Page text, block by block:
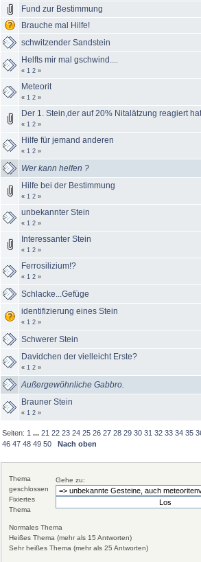
Fund zur Bestimmung
Brauche mal Hilfe!
schwitzender Sandstein
Helfts mir mal gschwind....
« 1 2 »
Meteorit
« 1 2 »
Der 1. Stein,der auf 20% Nitalätzung reagiert
« 1 2 »
Hilfe für jemand anderen
« 1 2 »
Wer kann helfen ?
Hilfe bei der Bestimmung
« 1 2 »
unbekannter Stein
« 1 2 »
Interessanter Stein
« 1 2 »
Ferrosilizium!?
« 1 2 »
Schlacke...Gefüge
identifizierung eines Stein
« 1 2 »
Schwerer Stein
Davidchen der vielleicht Erste?
« 1 2 »
Außergewöhnliche Gabbro.
Brauner Stein
« 1 2 »
Seiten: 1 ...21 22 23 24 25 26 27 28 29 30 31 32 33 34 35
46 47 48 49 50 Nach oben
Gehe zu:
Normales Thema
Heißes Thema (mehr als 15 Antworten)
Sehr heißes Thema (mehr als 25 Antworten)
Thema
geschlossen
Fixiertes
Thema